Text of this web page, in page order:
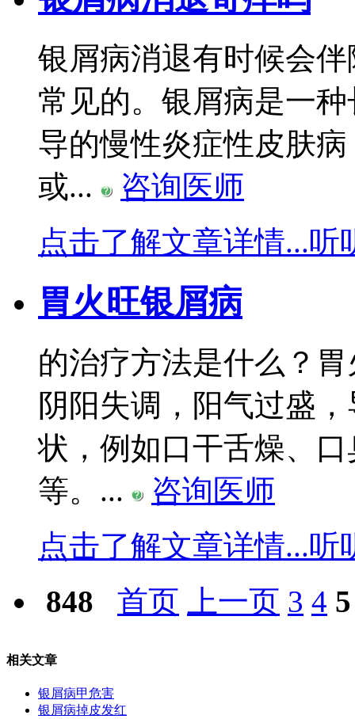
银屑病消退有时候会
常见的。银屑病是一
导的慢性炎症性皮肤
或...
咨询医师
点击了解文章详情...听
胃火旺银屑病
的治疗方法是什么？
阴阳失调，阳气过盛
状，例如口干舌燥、
等。...
咨询医师
点击了解文章详情...听
848
首页 上一页 3 4 5
相关文章
银屑病甲危害
银屑病掉皮发红